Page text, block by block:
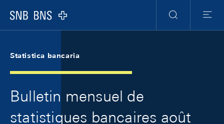
Logo
Ricerca
Menu
Statistica bancaria
Bulletin mensuel de
statistiques bancaires août